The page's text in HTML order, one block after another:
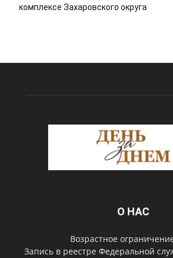
комплексе Захаровского округа
О НАС
Возрастное
Запись в реестре Федеральной